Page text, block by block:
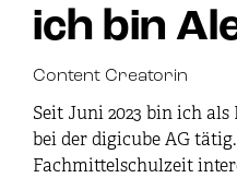
ich bin
Content Creatorin
Seit Juni 2023 bin ich
bei der digicube AG
Fachmittelschulzeit